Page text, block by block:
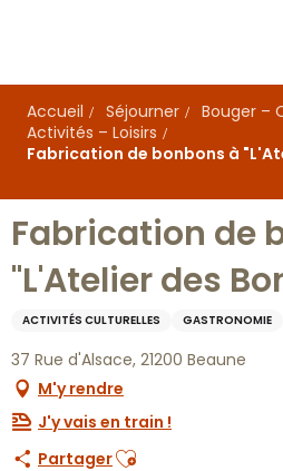
principal
Accueil
Séjourner
Bouger –
Activités – Loisirs
Fabrication de bonbons à
Fabrication de
"L'Atelier des
ACTIVITÉS CULTURELLES GASTRONOMIE
37 Rue d'Alsace, 21200 Beaune
M'y rendre
J'y vais en train !
PartagerAjouter aux favoris